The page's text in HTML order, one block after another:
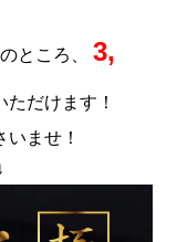
ところ、 3,
ただけます！
ませ！